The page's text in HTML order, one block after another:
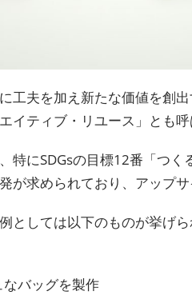
工夫を加え新たな価値を
ティブ・リユース」とも呼
特にSDGsの目標12番「つ
が求められており、アップ
しては以下のものが挙げら
バッグを製作